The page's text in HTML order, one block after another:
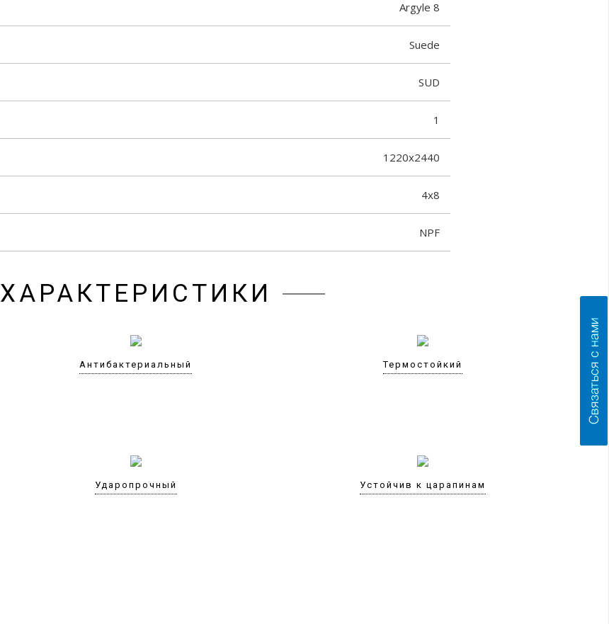
Argyle 8
Suede
SUD
1
1220x2440
4x8
NPF
ХАРАКТЕРИСТИКИ
Антибактериальный Термостойкий
Ударопрочный Устойчив к царапинам